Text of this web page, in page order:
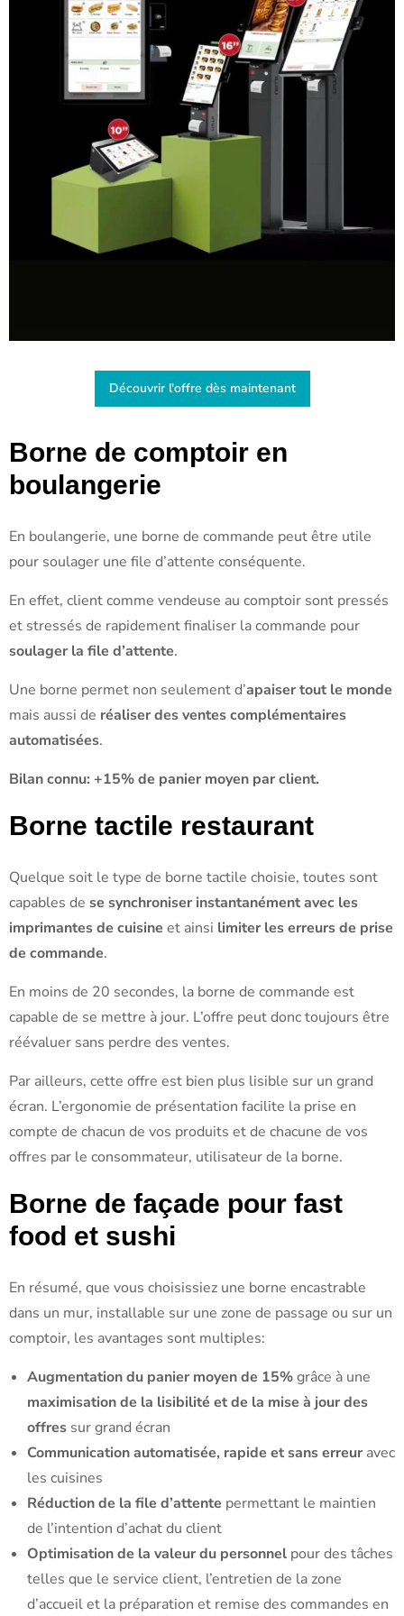
Découvrir l'offre dès maintenant
Borne de comptoir en
boulangerie
En boulangerie, une borne de commande peut être utile
pour soulager une file d’attente conséquente.
En effet, client comme vendeuse au comptoir sont pressés
et stressés de rapidement finaliser la commande pour
soulager la file d’attente.
Une borne permet non seulement d’apaiser tout le monde
mais aussi de réaliser des ventes complémentaires
automatisées.
Bilan connu: +15% de panier moyen par client.
Borne tactile restaurant
Quelque soit le type de borne tactile choisie, toutes sont
capables de se synchroniser instantanément avec les
imprimantes de cuisine et ainsi limiter les erreurs de prise
de commande.
En moins de 20 secondes, la borne de commande est
capable de se mettre à jour. L’offre peut donc toujours être
réévaluer sans perdre des ventes.
Par ailleurs, cette offre est bien plus lisible sur un grand
écran. L’ergonomie de présentation facilite la prise en
compte de chacun de vos produits et de chacune de vos
offres par le consommateur, utilisateur de la borne.
Borne de façade pour fast
food et sushi
En résumé, que vous choisissiez une borne encastrable
dans un mur, installable sur une zone de passage ou sur un
comptoir, les avantages sont multiples:
Augmentation du panier moyen de 15%grâce à une
maximisation de la lisibilité et de la mise à jour des
offres sur grand écran
Communication automatisée, rapide et sans erreur avec
les cuisines
Réduction de la file d’attente permettant le maintien
de l’intention d’achat du client
Optimisation de la valeur du personnel pour des tâches
telles que le service client, l’entretien de la zone
d’accueil et la préparation et remise des commandes en